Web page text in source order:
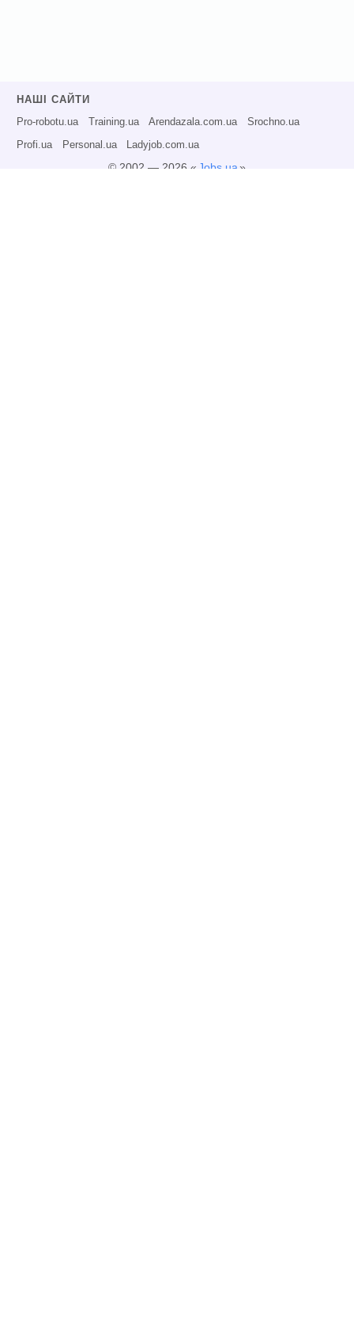
НАШІ САЙТИ
Pro-robotu.ua Training.ua Arendazala.com.ua Srochno.ua
Profi.ua Personal.ua Ladyjob.com.ua
© 2002 — 2026 « Jobs.ua»